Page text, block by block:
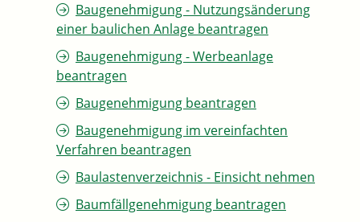
Baugenehmigung - Nutzungsänderung
einer baulichen Anlage beantragen
Baugenehmigung - Werbeanlage
beantragen
Baugenehmigung beantragen
Baugenehmigung im vereinfachten
Verfahren beantragen
Baulastenverzeichnis - Einsicht nehmen
Baumfällgenehmigung beantragen